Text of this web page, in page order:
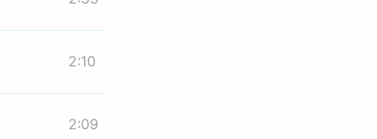
2:10
2:09